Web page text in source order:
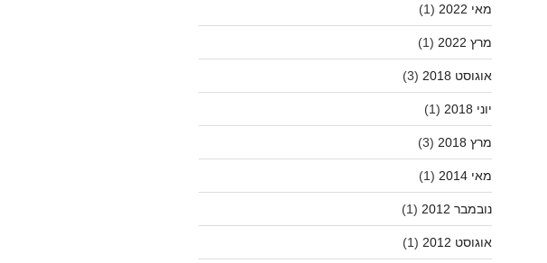
מאי 2022 (1)
מרץ 2022 (1)
אוגוסט 2018 (3)
יוני 2018 (1)
מרץ 2018 (3)
מאי 2014 (1)
נובמבר 2012 (1)
אוגוסט 2012 (1)